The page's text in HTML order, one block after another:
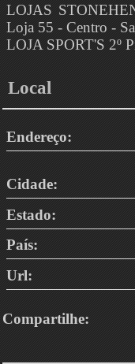
LOJAS
Loja 55 - Centro -
LOJA SPORT'S 2º
Local
Endereço:
Cidade:
Estado:
País:
Url:
Compartilhe: